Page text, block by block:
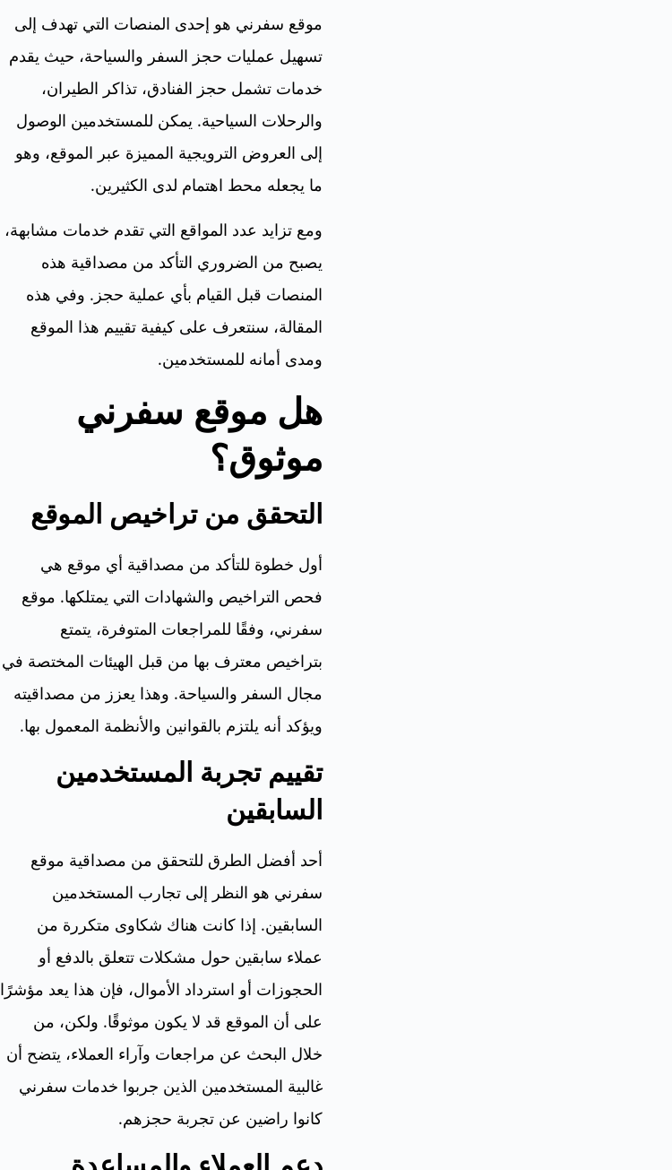
موقع سفرني هو إحدى المنصات التي تهدف إلى
تسهيل عمليات حجز السفر والسياحة، حيث يقدم
خدمات تشمل حجز الفنادق، تذاكر الطيران،
والرحلات السياحية. يمكن للمستخدمين الوصول
إلى العروض الترويجية المميزة عبر الموقع، وهو
ما يجعله محط اهتمام لدى الكثيرين.
ومع تزايد عدد المواقع التي تقدم خدمات مشابهة،
يصبح من الضروري التأكد من مصداقية هذه
المنصات قبل القيام بأي عملية حجز. وفي هذه
المقالة، سنتعرف على كيفية تقييم هذا الموقع
ومدى أمانه للمستخدمين.
هل موقع سفرني
موثوق؟
التحقق من تراخيص الموقع
أول خطوة للتأكد من مصداقية أي موقع هي
فحص التراخيص والشهادات التي يمتلكها. موقع
سفرني، وفقًا للمراجعات المتوفرة، يتمتع
بتراخيص معترف بها من قبل الهيئات المختصة في
مجال السفر والسياحة. وهذا يعزز من مصداقيته
ويؤكد أنه يلتزم بالقوانين والأنظمة المعمول بها.
تقييم تجربة المستخدمين
السابقين
أحد أفضل الطرق للتحقق من مصداقية موقع
سفرني هو النظر إلى تجارب المستخدمين
السابقين. إذا كانت هناك شكاوى متكررة من
عملاء سابقين حول مشكلات تتعلق بالدفع أو
الحجوزات أو استرداد الأموال، فإن هذا يعد مؤشرًا
على أن الموقع قد لا يكون موثوقًا. ولكن، من
خلال البحث عن مراجعات وآراء العملاء، يتضح أن
غالبية المستخدمين الذين جربوا خدمات سفرني
كانوا راضين عن تجربة حجزهم.